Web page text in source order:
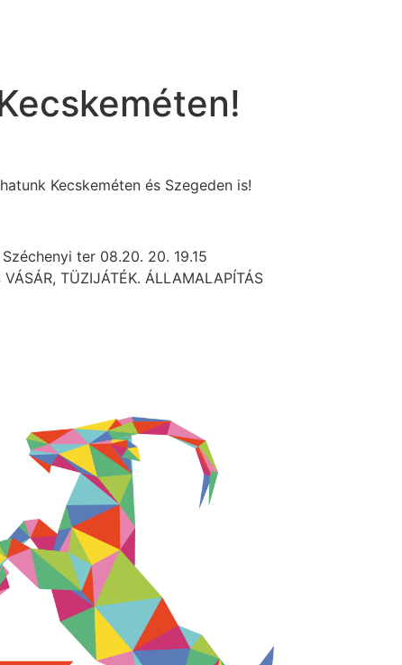
Kecskeméten és Szegeden is!